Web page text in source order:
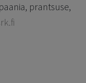
prantsuse,